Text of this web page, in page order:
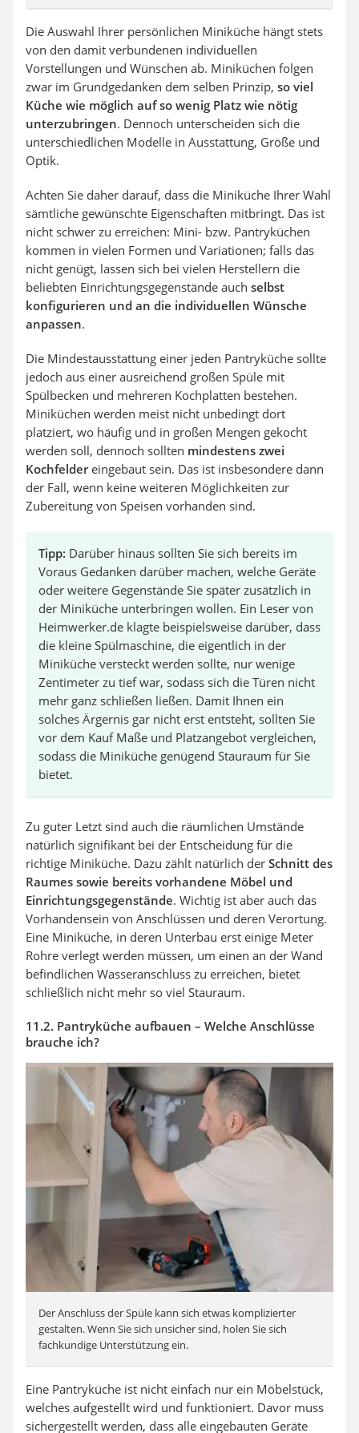
Die Auswahl Ihrer persönlichen Miniküche hängt stets
von den damit verbundenen individuellen
Vorstellungen und Wünschen ab. Miniküchen folgen
zwar im Grundgedanken dem selben Prinzip, so viel
Küche wie möglich auf so wenig Platz wie nötig
unterzubringen. Dennoch unterscheiden sich die
unterschiedlichen Modelle in Ausstattung, Größe und
Optik.
Achten Sie daher darauf, dass die Miniküche Ihrer Wahl
sämtliche gewünschte Eigenschaften mitbringt. Das ist
nicht schwer zu erreichen: Mini- bzw. Pantryküchen
kommen in vielen Formen und Variationen; falls das
nicht genügt, lassen sich bei vielen Herstellern die
beliebten Einrichtungsgegenstände auch selbst
konfigurieren und an die individuellen Wünsche
anpassen.
Die Mindestausstattung einer jeden Pantryküche sollte
jedoch aus einer ausreichend großen Spüle mit
Spülbecken und mehreren Kochplatten bestehen.
Miniküchen werden meist nicht unbedingt dort
platziert, wo häufig und in großen Mengen gekocht
werden soll, dennoch sollten mindestens zwei
Kochfeldereingebaut sein. Das ist insbesondere dann
der Fall, wenn keine weiteren Möglichkeiten zur
Zubereitung von Speisen vorhanden sind.
Tipp: Darüber hinaus sollten Sie sich bereits im
Voraus Gedanken darüber machen, welche Geräte
oder weitere Gegenstände Sie später zusätzlich in
der Miniküche unterbringen wollen. Ein Leser von
Heimwerker.de klagte beispielsweise darüber, dass
die kleine Spülmaschine, die eigentlich in der
Miniküche versteckt werden sollte, nur wenige
Zentimeter zu tief war, sodass sich die Türen nicht
mehr ganz schließen ließen. Damit Ihnen ein
solches Ärgernis gar nicht erst entsteht, sollten Sie
vor dem Kauf Maße und Platzangebot vergleichen,
sodass die Miniküche genügend Stauraum für Sie
bietet.
Zu guter Letzt sind auch die räumlichen Umstände
natürlich signifikant bei der Entscheidung für die
richtige Miniküche. Dazu zählt natürlich der Schnitt des
Raumes sowie bereits vorhandene Möbel und
Einrichtungsgegenstände. Wichtig ist aber auch das
Vorhandensein von Anschlüssen und deren Verortung.
Eine Miniküche, in deren Unterbau erst einige Meter
Rohre verlegt werden müssen, um einen an der Wand
befindlichen Wasseranschluss zu erreichen, bietet
schließlich nicht mehr so viel Stauraum.
11.2. Pantryküche aufbauen – Welche Anschlüsse
brauche ich?
Der Anschluss der Spüle kann sich etwas komplizierter
gestalten. Wenn Sie sich unsicher sind, holen Sie sich
fachkundige Unterstützung ein.
Eine Pantryküche ist nicht einfach nur ein Möbelstück,
welches aufgestellt wird und funktioniert. Davor muss
sichergestellt werden, dass alle eingebauten Geräte